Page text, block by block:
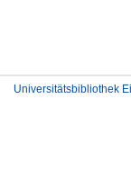
Universitätsbibliothek